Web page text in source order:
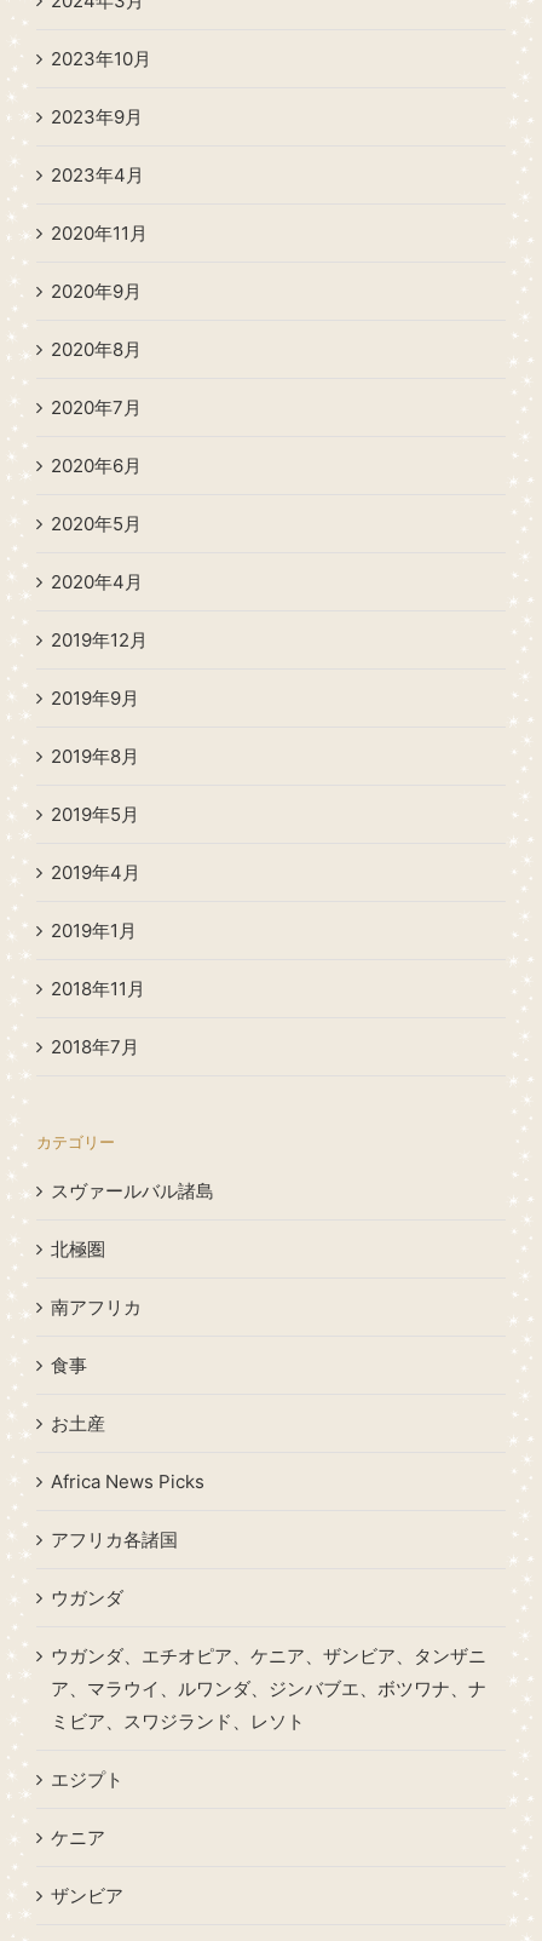
2023年10月
2023年9月
2023年4月
2020年11月
2020年9月
2020年8月
2020年7月
2020年6月
2020年5月
2020年4月
2019年12月
2019年9月
2019年8月
2019年5月
2019年4月
2019年1月
2018年11月
2018年7月
カテゴリー
スヴァールバル諸島
北極圏
南アフリカ
食事
お土産
Africa News Picks
アフリカ各諸国
ウガンダ
ウガンダ、エチオピア、ケニア、ザンビア、タンザニ
ア、マラウイ、ルワンダ、ジンバブエ、ボツワナ、ナ
ミビア、スワジランド、レソト
エジプト
ケニア
ザンビア